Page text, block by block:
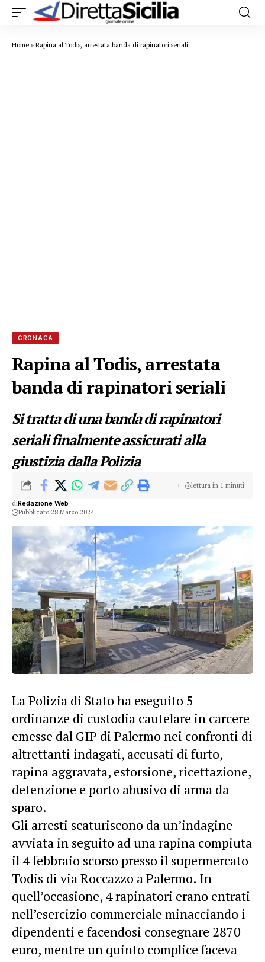
Home » Rapina al Todis, arrestata banda di rapinatori seriali
CRONACA
Rapina al Todis, arrestata
banda di rapinatori seriali
Si tratta di una banda di rapinatori
seriali finalmente assicurati alla
giustizia dalla Polizia
diRedazione Web
Pubblicato 28 Marzo 2024
lettura in 1 minuti
La Polizia di Stato ha eseguito 5
ordinanze di custodia cautelare in carcere
emesse dal GIP di Palermo nei confronti di
altrettanti indagati, accusati di furto,
rapina aggravata, estorsione, ricettazione,
detenzione e porto abusivo di arma da
sparo.
Gli arresti scaturiscono da un’indagine
avviata in seguito ad una rapina compiuta
il 4 febbraio scorso presso il supermercato
Todis di via Roccazzo a Palermo. In
quell’occasione, 4 rapinatori erano entrati
nell’esercizio commerciale minacciando i
dipendenti e facendosi consegnare 2870
euro, mentre un quinto complice faceva